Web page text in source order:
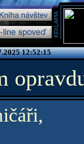
12:52:15